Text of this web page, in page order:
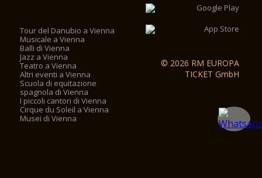
Tour del Danubio a Vienna
Musicale a Vienna
Balli di Vienna
Jazz a Vienna
Teatro a Vienna
Altri eventi a Vienna
Scuola di equitazione
spagnola di Vienna
I piccoli cantori di Vienna
Cirque du Soleil a Vienna
Musei di Vienna
© 2026 RM EUROPA
TICKET GmbH